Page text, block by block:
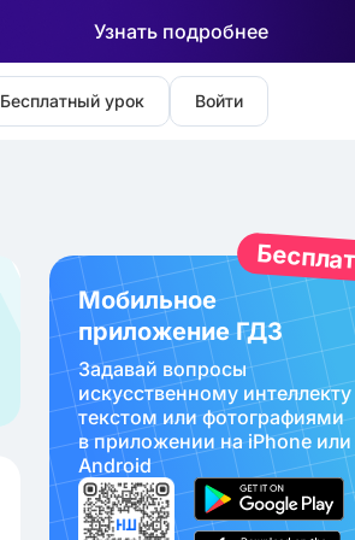
Узнать подробнее
Бесплатный урок Войти
Мобильное
приложение ГДЗ
Задавай вопросы
искуcственному интеллекту
текстом или фотографиями
в приложении на iPhone или
Android